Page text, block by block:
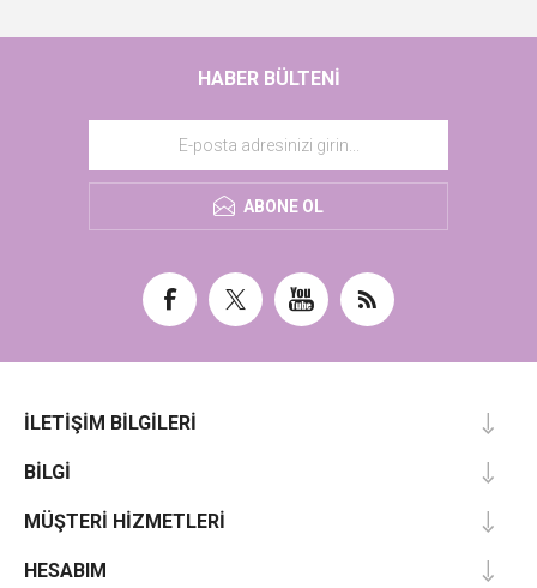
HABER BÜLTENI
ABONE OL
İLETIŞIM BILGILERI
BILGI
MÜŞTERI HIZMETLERI
HESABIM